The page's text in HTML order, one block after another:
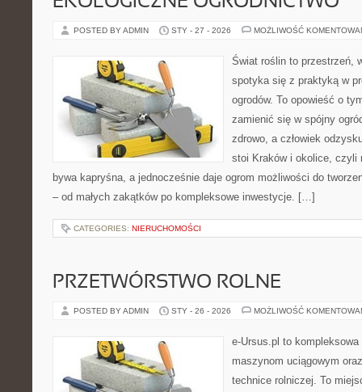
POSTED BY ADMIN STY - 27 - 2026 MOŻLIWOŚĆ
Świat roślin to przestrzeń,
spotyka się z praktyką w
ogrodów. To opowieść o
zamienić się w spójny
zdrowo, a człowiek
stoi Kraków i okolice, czyli
bywa kapryśna, a jednocześnie daje ogrom możliwości do
– od małych zakątków po kompleksowe inwestycje. […]
CATEGORIES: NIERUCHOMOŚCI
PRZETWÓRSTWO ROLNE
POSTED BY ADMIN STY - 26 - 2026 MOŻLIWOŚĆ
e-Ursus.pl to
maszynom uciągowym
technice rolniczej. To